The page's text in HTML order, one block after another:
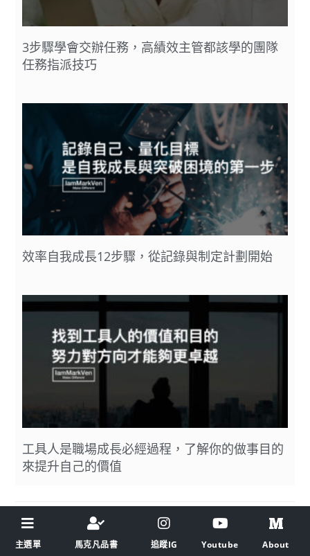
3步驟學會交辦任務，高績效主管都該學的團隊
任務指派技巧
效率自我成長12步驟，從記錄與制定計劃開始
工具人是職場成長必經過程，了解你的做事目的
來提升自己的價值
上一篇 下一篇
主選單 馬克凡品書 追蹤IG Youtube About